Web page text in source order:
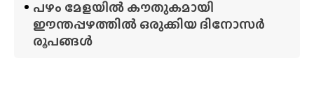
പഴം മേളയിൽ കൗതുകമായി
ഈന്തപ്പഴത്തിൽ ഒരുക്കിയ ദിനോസർ
രൂപങ്ങൾ